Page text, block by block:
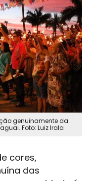
genuinamente da
Foto: Luiz Irala
cores,
das